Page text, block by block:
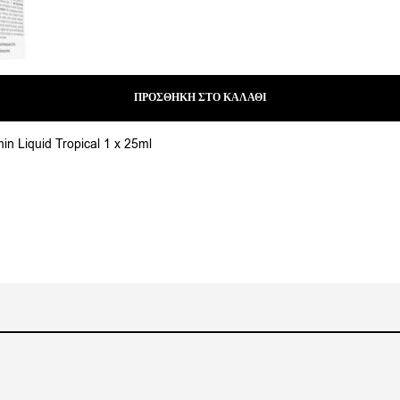
ΠΡΟΣΘΉΚΗ ΣΤΟ ΚΑΛΆΘΙ
Liquid Tropical 1 x 25ml